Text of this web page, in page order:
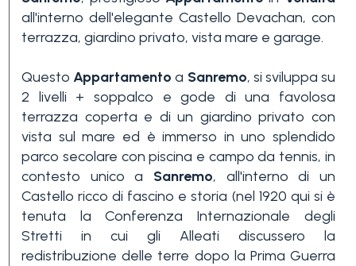
all'interno dell'elegante Castello Devachan, con
terrazza, giardino privato, vista mare e garage.
QuestoAppartamento a Sanremo, si sviluppa su
2 livelli + soppalco e gode di una favolosa
terrazza coperta e di un giardino privato con
vista sul mare ed è immerso in uno splendido
parco secolare con piscina e campo da tennis, in
contesto unico a Sanremo, all'interno di un
Castello ricco di fascino e storia (nel 1920 qui si è
tenuta la Conferenza Internazionale degli
Stretti in cui gli Alleati discussero la
redistribuzione delle terre dopo la Prima Guerra
Camere
minime
Qualsiasi